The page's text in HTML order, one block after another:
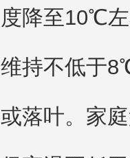
度降至10℃
维持不低于
或落叶。家